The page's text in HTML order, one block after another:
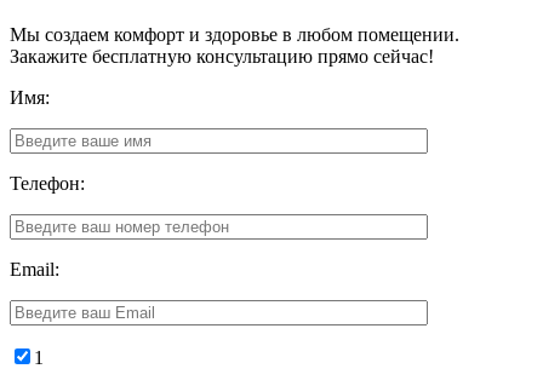
Мы создаем комфорт и здоровье в любом помещении.
Закажите бесплатную консультацию прямо сейчас!
Имя:
Телефон:
Email:
1